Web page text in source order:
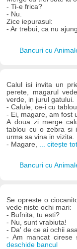
- Ti-e frica?
- Nu.
Zice iepurasul:
- Ar trebui, ca nu
Bancuri cu
Calul isi invita un
perete, magarul
verde, in jurul gatului.
- Calule, ce-i cu
- Ei, magare, am fost
A doua zi merge
tablou cu o zebra si
urma sa vina in vizita.
- Magare, ... citește tot
Bancuri cu
Se opreste o
vede niste ochi mari:
- Bufnita, tu esti?
- Nu, sunt vrabiuta!
- Da' de ce ai ochii
- Am mancat
deschide bancul